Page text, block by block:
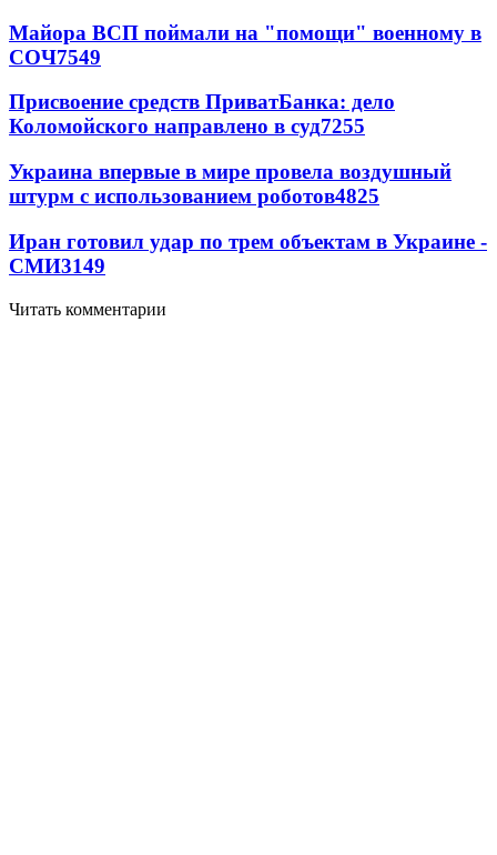
Майора ВСП поймали на "помощи" военному в
СОЧ7549
Присвоение средств ПриватБанка: дело
Коломойского направлено в суд7255
Украина впервые в мире провела воздушный
штурм с использованием роботов4825
Иран готовил удар по трем объектам в Украине -
СМИ3149
Читать комментарии